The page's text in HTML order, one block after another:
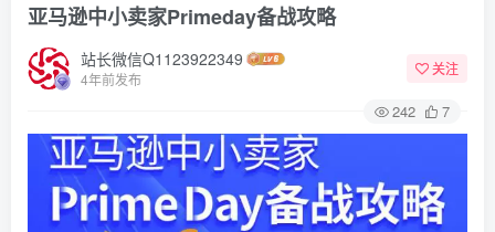
亚马逊中小卖家Primeday备战攻略
站长微信Q1123922349
4年前发布
关注
242 7